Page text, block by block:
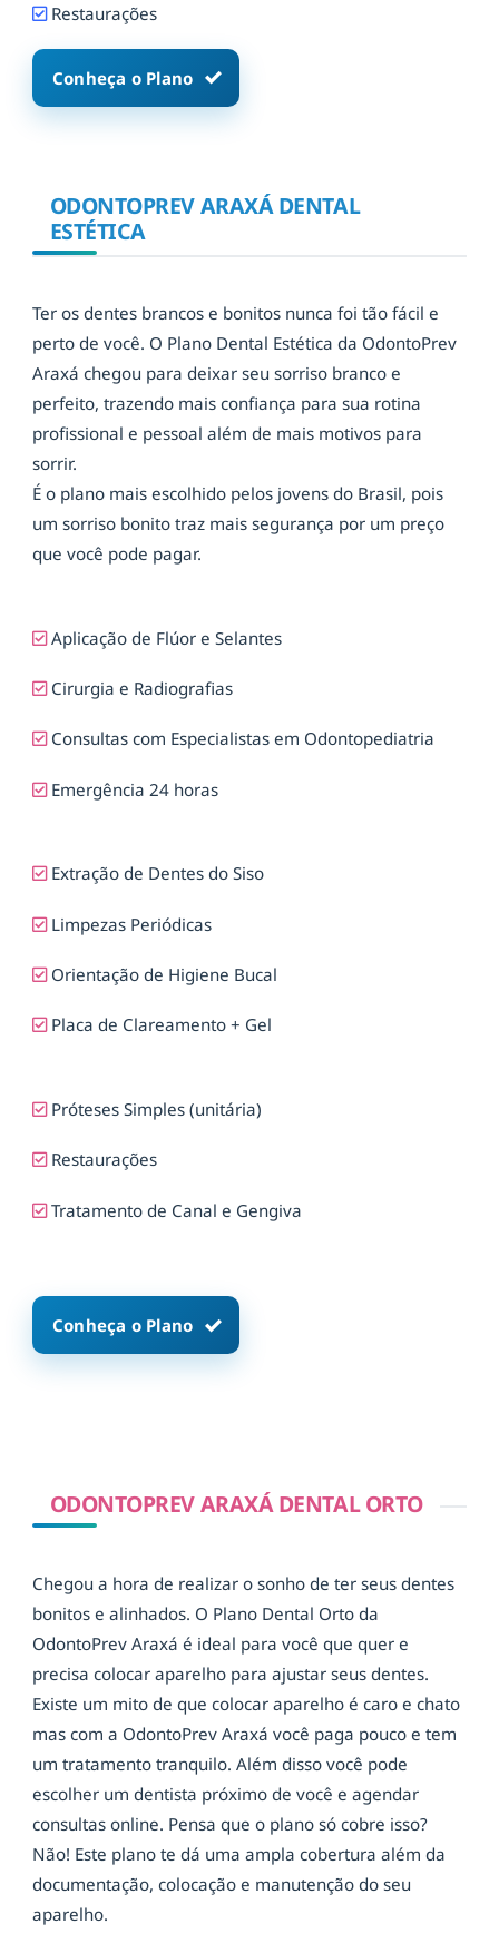
Restaurações
Conheça o Plano
ODONTOPREV ARAXÁ DENTAL
ESTÉTICA
Ter os dentes brancos e bonitos nunca foi tão fácil e
perto de você. O Plano Dental Estética da OdontoPrev
Araxá chegou para deixar seu sorriso branco e
perfeito, trazendo mais confiança para sua rotina
profissional e pessoal além de mais motivos para
sorrir.
É o plano mais escolhido pelos jovens do Brasil, pois
um sorriso bonito traz mais segurança por um preço
que você pode pagar.
Aplicação de Flúor e Selantes
Cirurgia e Radiografias
Consultas com Especialistas em Odontopediatria
Emergência 24 horas
Extração de Dentes do Siso
Limpezas Periódicas
Orientação de Higiene Bucal
Placa de Clareamento + Gel
Próteses Simples (unitária)
Restaurações
Tratamento de Canal e Gengiva
Conheça o Plano
ODONTOPREV ARAXÁ DENTAL ORTO
Chegou a hora de realizar o sonho de ter seus dentes
bonitos e alinhados. O Plano Dental Orto da
OdontoPrev Araxá é ideal para você que quer e
precisa colocar aparelho para ajustar seus dentes.
Existe um mito de que colocar aparelho é caro e chato
mas com a OdontoPrev Araxá você paga pouco e tem
um tratamento tranquilo. Além disso você pode
escolher um dentista próximo de você e agendar
consultas online. Pensa que o plano só cobre isso?
Não! Este plano te dá uma ampla cobertura além da
documentação, colocação e manutenção do seu
aparelho.